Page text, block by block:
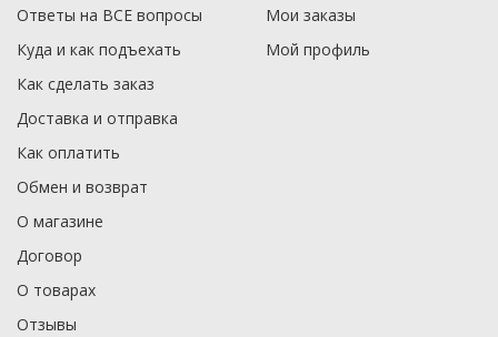
Ответы на ВСЕ вопросы
Куда и как подъехать
Как сделать заказ
Доставка и отправка
Как оплатить
Обмен и возврат
О магазине
Договор
О товарах
Отзывы
Мои заказы
Мой профиль